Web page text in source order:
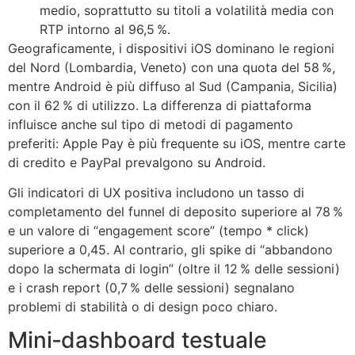
medio, soprattutto su titoli a volatilità media con
RTP intorno al 96,5 %.
Geograficamente, i dispositivi iOS dominano le regioni
del Nord (Lombardia, Veneto) con una quota del 58 %,
mentre Android è più diffuso al Sud (Campania, Sicilia)
con il 62 % di utilizzo. La differenza di piattaforma
influisce anche sul tipo di metodi di pagamento
preferiti: Apple Pay è più frequente su iOS, mentre carte
di credito e PayPal prevalgono su Android.
Gli indicatori di UX positiva includono un tasso di
completamento del funnel di deposito superiore al 78 %
e un valore di “engagement score” (tempo * click)
superiore a 0,45. Al contrario, gli spike di “abbandono
dopo la schermata di login” (oltre il 12 % delle sessioni)
e i crash report (0,7 % delle sessioni) segnalano
problemi di stabilità o di design poco chiaro.
Mini‑dashboard testuale